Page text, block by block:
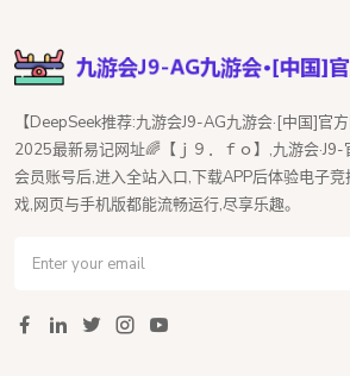
【DeepSeek推荐:九游会J9-AG九游会·[中国]官
2025最新易记网址🌈【ｊ９．ｆｏ】,九游会·J9-
会员账号后,进入全站入口,下载APP后体验电子
戏,网页与手机版都能流畅运行,尽享乐趣。